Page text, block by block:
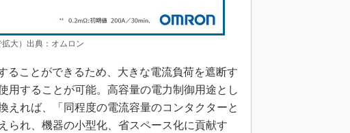
大）出典：オムロン
ことができるため、大きな電流負荷を遮断す
用することが可能。高容量の電力制御用途とし
えれば、「同程度の電流容量のコンタクターと
られ、機器の小型化、省スペース化に貢献す